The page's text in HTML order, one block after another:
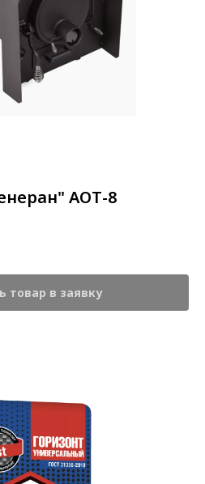
АОТ-8
товар в заявку